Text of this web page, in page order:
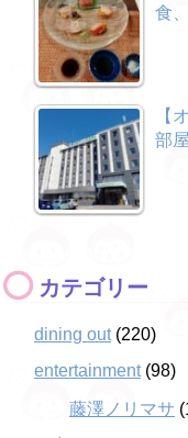
食
【
部
カテゴリー
dining out(220)
entertainment(98)
藤澤ノリマサ